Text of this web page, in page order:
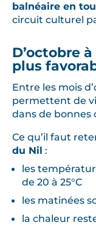
balnéaire en
circuit culturel
D’octobre
plus
Entre les mois
permettent de
dans de bonnes
Ce qu’il faut
du Nil :
les
de 20 à 25°C
les matinées
la chaleur